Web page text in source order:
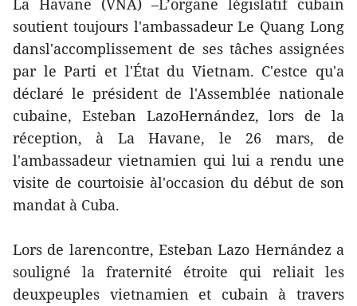
La Havane (VNA) –L’organe législatif cubain
soutient toujours l'ambassadeur Le Quang Long
dansl'accomplissement de ses tâches assignées
par le Parti et l'État du Vietnam. C'estce qu'a
déclaré le président de l'Assemblée nationale
cubaine, Esteban LazoHernández, lors de la
réception, à La Havane, le 26 mars, de
l'ambassadeur vietnamien qui lui a rendu une
visite de courtoisie àl'occasion du début de son
mandat à Cuba.
Lors de larencontre, Esteban Lazo Hernández a
souligné la fraternité étroite qui reliait les
deuxpeuples vietnamien et cubain à travers